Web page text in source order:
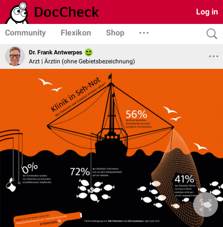
Log in
Community Flexikon Shop
Dr. Frank Antwerpes
Arzt | Ärztin (ohne Gebietsbezeichnung)